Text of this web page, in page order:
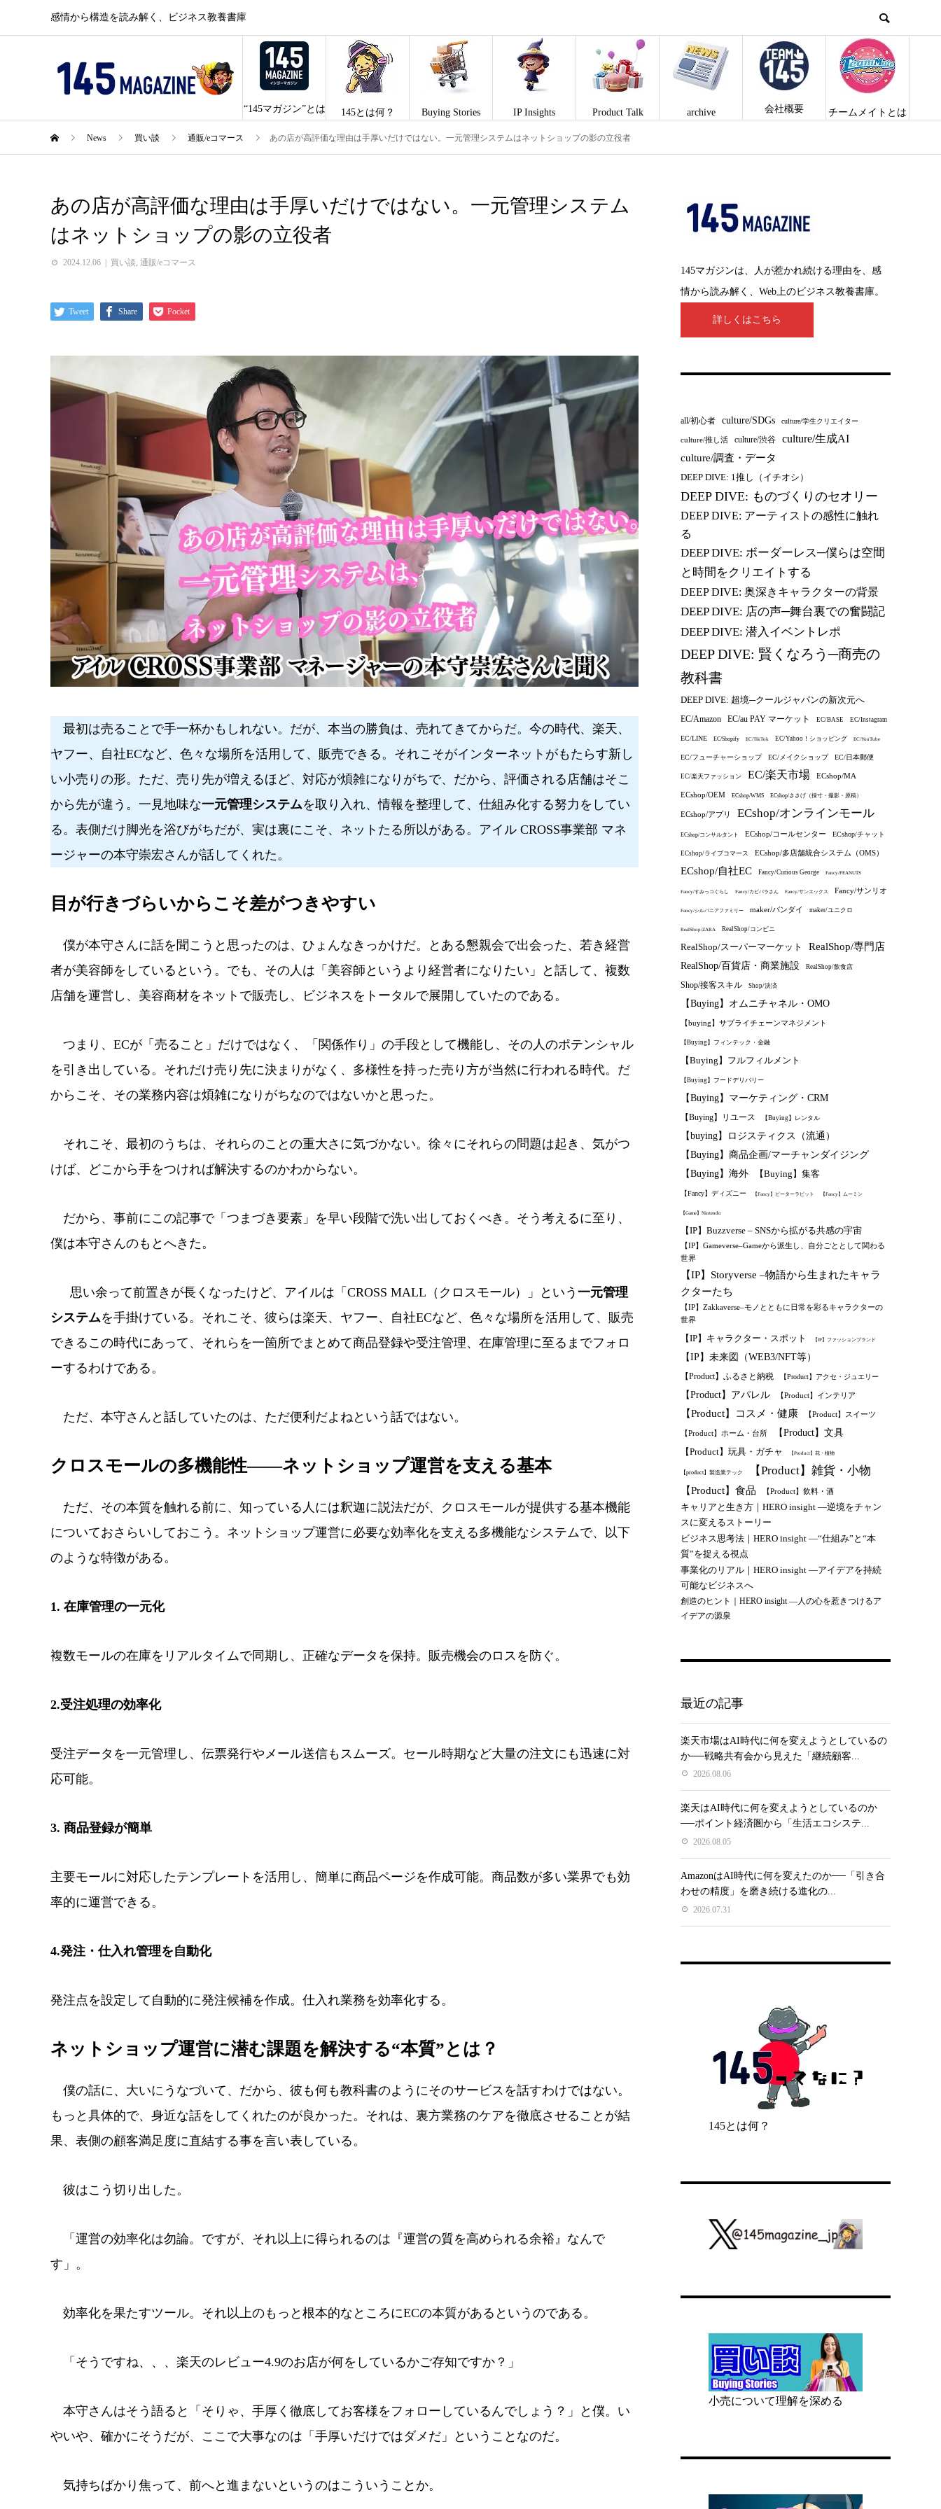
感情から構造を読み解く、ビジネス教養書庫
“145マガジン”とは 145とは何？ Buying Stories IP Insights Product Talk archive 会社概要 チームメイトとは
News 買い談 通販/eコマース あの店が高評価な理由は手厚いだけではない。一元管理システムはネットショップの影の立役者
あの店が高評価な理由は手厚いだけではない。一元管理システム
はネットショップの影の立役者
2024.12.06 買い談, 通販/eコマース
Tweet Share Pocket
最初は売ることで手一杯かもしれない。だが、本当の勝負は、売れてきてからだ。今の時代、楽天、
ヤフー、自社ECなど、色々な場所を活用して、販売できる。それこそがインターネットがもたらす新し
い小売りの形。ただ、売り先が増えるほど、対応が煩雑になりがちで、だから、評価される店舗はそこ
から先が違う。一見地味な一元管理システムを取り入れ、情報を整理して、仕組み化する努力をしてい
る。表側だけ脚光を浴びがちだが、実は裏にこそ、ネットたる所以がある。アイル CROSS事業部 マネ
ージャーの本守崇宏さんが話してくれた。
目が行きづらいからこそ差がつきやすい
僕が本守さんに話を聞こうと思ったのは、ひょんなきっかけだ。とある懇親会で出会った、若き経営
者が美容師をしているという。でも、その人は「美容師というより経営者になりたい」と話して、複数
店舗を運営し、美容商材をネットで販売し、ビジネスをトータルで展開していたのである。
つまり、ECが「売ること」だけではなく、「関係作り」の手段として機能し、その人のポテンシャル
を引き出している。それだけ売り先に決まりがなく、多様性を持った売り方が当然に行われる時代。だ
からこそ、その業務内容は煩雑になりがちなのではないかと思った。
それこそ、最初のうちは、それらのことの重大さに気づかない。徐々にそれらの問題は起き、気がつ
けば、どこから手をつければ解決するのかわからない。
だから、事前にこの記事で「つまづき要素」を早い段階で洗い出しておくべき。そう考えるに至り、
僕は本守さんのもとへきた。
思い余って前置きが長くなったけど、アイルは「CROSS MALL（クロスモール）」という 一元管理
システムを手掛けている。それこそ、彼らは楽天、ヤフー、自社ECなど、色々な場所を活用して、販売
できるこの時代にあって、それらを一箇所でまとめて商品登録や受注管理、在庫管理に至るまでフォロ
ーするわけである。
ただ、本守さんと話していたのは、ただ便利だよねという話ではない。
クロスモールの多機能性――ネットショップ運営を支える基本
ただ、その本質を触れる前に、知っている人には釈迦に説法だが、クロスモールが提供する基本機能
についておさらいしておこう。ネットショップ運営に必要な効率化を支える多機能なシステムで、以下
のような特徴がある。
1. 在庫管理の一元化
複数モールの在庫をリアルタイムで同期し、正確なデータを保持。販売機会のロスを防ぐ。
2.受注処理の効率化
受注データを一元管理し、伝票発行やメール送信もスムーズ。セール時期など大量の注文にも迅速に対
応可能。
3. 商品登録が簡単
主要モールに対応したテンプレートを活用し、簡単に商品ページを作成可能。商品数が多い業界でも効
率的に運営できる。
4.発注・仕入れ管理を自動化
発注点を設定して自動的に発注候補を作成。仕入れ業務を効率化する。
ネットショップ運営に潜む課題を解決する“本質”とは？
僕の話に、大いにうなづいて、だから、彼も何も教科書のようにそのサービスを話すわけではない。
もっと具体的で、身近な話をしてくれたのが良かった。それは、裏方業務のケアを徹底させることが結
果、表側の顧客満足度に直結する事を言い表している。
彼はこう切り出した。
「運営の効率化は勿論。ですが、それ以上に得られるのは『運営の質を高められる余裕』なんで
す」。
効率化を果たすツール。それ以上のもっと根本的なところにECの本質があるというのである。
「そうですね、、、楽天のレビュー4.9のお店が何をしているかご存知ですか？」
本守さんはそう語ると「そりゃ、手厚く徹底してお客様をフォローしているんでしょう？」と僕。い
やいや、確かにそうだが、ここで大事なのは「手厚いだけではダメだ」ということなのだ。
気持ちばかり焦って、前へと進まないというのはこういうことか。
145マガジンは、人が惹かれ続ける理由を、感
情から読み解く、Web上のビジネス教養書庫。
詳しくはこちら
all/初心者 culture/SDGs culture/学生クリエイター
culture/推し活 culture/渋谷 culture/生成AI
culture/調査・データ
DEEP DIVE: 1推し（イチオシ）
DEEP DIVE: ものづくりのセオリー
DEEP DIVE: アーティストの感性に触れ
る
DEEP DIVE: ボーダーレス─僕らは空間
と時間をクリエイトする
DEEP DIVE: 奥深きキャラクターの背景
DEEP DIVE: 店の声─舞台裏での奮闘記
DEEP DIVE: 潜入イベントレポ
DEEP DIVE: 賢くなろう─商売の
教科書
DEEP DIVE: 超境─クールジャパンの新次元へ
EC/Amazon EC/au PAY マーケット EC/BASE EC/Instagram
EC/LINE EC/Shopify EC/TikTok EC/Yahoo！ショッピング EC/YouTube
EC/フューチャーショップ EC/メイクショップ EC/日本郵便
EC/楽天ファッション EC/楽天市場 ECshop/MA
ECshop/OEM ECshop/WMS ECshop/ささげ（採寸・撮影・原稿）
ECshop/アプリ ECshop/オンラインモール
ECshop/コンサルタント ECshop/コールセンター ECshop/チャット
ECshop/ライブコマース ECshop/多店舗統合システム（OMS）
ECshop/自社EC Fancy/Curious George Fancy/PEANUTS
Fancy/すみっコぐらし Fancy/カピバラさん Fancy/サンエックス Fancy/サンリオ
Fancy/シルバニアファミリー maker/バンダイ maker/ユニクロ
RealShop/ZARA RealShop/コンビニ
RealShop/スーパーマーケット RealShop/専門店
RealShop/百貨店・商業施設 RealShop/飲食店
Shop/接客スキル Shop/決済
【Buying】オムニチャネル・OMO
【buying】サプライチェーンマネジメント
【Buying】フィンテック・金融
【Buying】フルフィルメント
【Buying】フードデリバリー
【Buying】マーケティング・CRM
【Buying】リユース 【Buying】レンタル
【buying】ロジスティクス（流通）
【Buying】商品企画/マーチャンダイジング
【Buying】海外
【Buying】集客
【Fancy】ディズニー 【Fancy】ピーターラビット 【Fancy】ムーミン
【Game】Nintendo
【IP】Buzzverse – SNSから拡がる共感の宇宙
【IP】Gameverse–Gameから派生し、自分ごととして関わる
世界
【IP】Storyverse –物語から生まれたキャラ
クターたち
【IP】Zakkaverse–モノとともに日常を彩るキャラクターの
世界
【IP】キャラクター・スポット 【IP】ファッションブランド
【IP】未来図（WEB3/NFT等）
【Product】ふるさと納税 【Product】アクセ・ジュエリー
【Product】アパレル 【Product】インテリア
【Product】コスメ・健康 【Product】スイーツ
【Product】ホーム・台所 【Product】文具
【Product】玩具・ガチャ 【Product】花・植物
【product】製造業テック 【Product】雑貨・小物
【Product】食品 【Product】飲料・酒
キャリアと生き方｜HERO insight —逆境をチャン
スに変えるストーリー
ビジネス思考法｜HERO insight —“仕組み”と“本
質”を捉える視点
事業化のリアル｜HERO insight —アイデアを持続
可能なビジネスへ
創造のヒント｜HERO insight —人の心を惹きつけるア
イデアの源泉
最近の記事
楽天市場はAI時代に何を変えようとしているの
か──戦略共有会から見えた「継続顧客...
2026.08.06
楽天はAI時代に何を変えようとしているのか
──ポイント経済圏から「生活エコシステ...
2026.08.05
AmazonはAI時代に何を変えたのか──「引き合
わせの精度」を磨き続ける進化の...
2026.07.31
145とは何？
小売について理解を深める